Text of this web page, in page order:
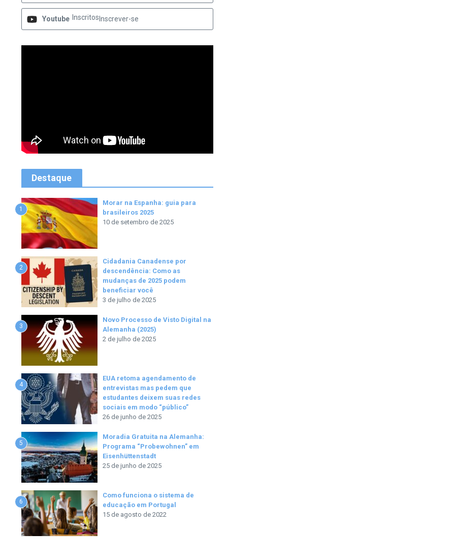
Youtube Inscritos Inscrever-se
Destaque
1
Morar na Espanha: guia para
brasileiros 2025
10 de setembro de 2025
2
Cidadania Canadense por
descendência: Como as
mudanças de 2025 podem
beneficiar você
3 de julho de 2025
3
Novo Processo de Visto Digital na
Alemanha (2025)
2 de julho de 2025
4
EUA retoma agendamento de
entrevistas mas pedem que
estudantes deixem suas redes
sociais em modo “público”
26 de junho de 2025
5
Moradia Gratuita na Alemanha:
Programa “Probewohnen” em
Eisenhüttenstadt
25 de junho de 2025
6
Como funciona o sistema de
educação em Portugal
15 de agosto de 2022